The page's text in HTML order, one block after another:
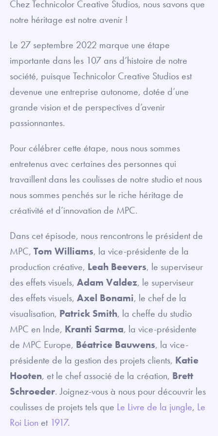
Chez Technicolor Creative Studios, nous savons que
notre héritage est notre avenir !
Le 27 septembre 2022 marque une étape
importante dans les 107 ans d’histoire de notre
société, puisque Technicolor Creative Studios est
devenue une entreprise autonome, dotée d’une
grande vision et de perspectives d’avenir
passionnantes.
Pour célébrer cette étape, nous nous sommes
entretenus avec certaines des personnes qui
travaillent dans les coulisses de notre studio et nous
nous sommes penchés sur le riche héritage de
créativité et d’innovation de MPC.
Dans cet épisode, nous rencontrons le président de
MPC, Tom Williams, la vice-présidente de la
production créative, Leah Beevers, le superviseur
des effets visuels, Adam Valdez, le superviseur
des effets visuels, Axel Bonami, le chef de la
visualisation, Patrick Smith, la cheffe du studio
MPC en Inde, Kranti Sarma, la vice-présidente
de MPC Europe, Béatrice Bauwens, la vice-
présidente de la gestion des projets clients, Katie
Hooten, et le chef associé de la création, Brett
Schroeder. Joignez-vous à nous pour découvrir les
coulisses de projets tels que Le Livre de la jungle, Le
Roi Lion et 1917.